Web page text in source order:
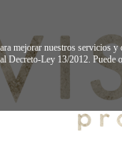
mejorar nuestros servicios
Decreto-Ley 13/2012.